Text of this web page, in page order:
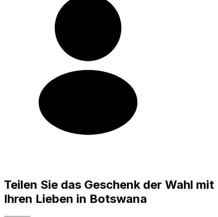
Teilen Sie das Geschenk der Wahl mit
Ihren Lieben in Botswana